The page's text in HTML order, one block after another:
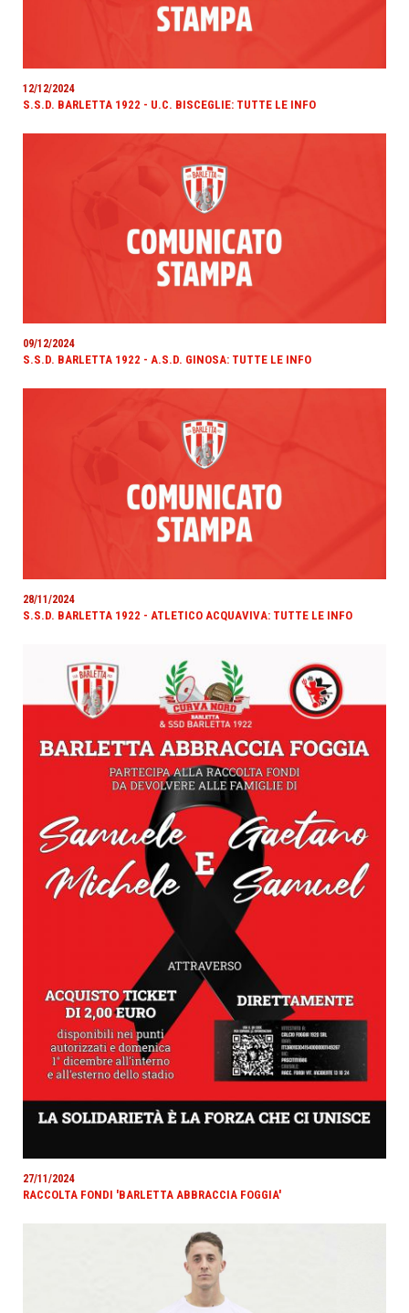
12/12/2024
S.S.D. BARLETTA 1922 - U.C. BISCEGLIE: TUTTE LE INFO
09/12/2024
S.S.D. BARLETTA 1922 - A.S.D. GINOSA: TUTTE LE INFO
28/11/2024
S.S.D. BARLETTA 1922 - ATLETICO ACQUAVIVA: TUTTE LE INFO
27/11/2024
RACCOLTA FONDI 'BARLETTA ABBRACCIA FOGGIA'